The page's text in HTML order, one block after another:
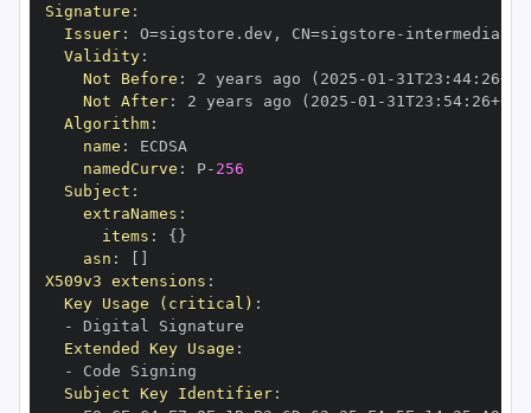
Signature :
Issuer: O=sigstore.dev , CN=sigstore -
Validity:
Not Before : 2 years ago (2025 -01 - 31T23 : 44: 26+00
Not After: 2 years ago (2025 -01 - 31T23 : 54: 26+00
Algorithm:
name :
namedCurve : P- 256
Subject :
extraNames :
items : { }
asn :
X509v3 extensions :
Key Usage (critical) :
-
Extended Key Usage :
-
Subject Key Identifier: